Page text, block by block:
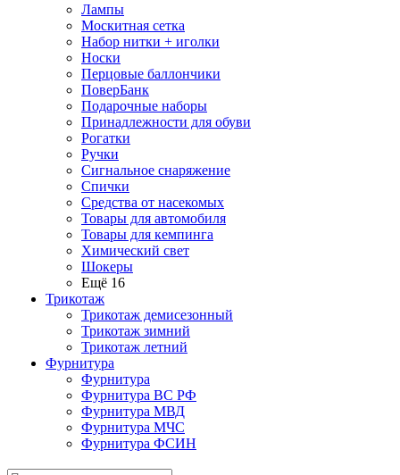
Лампы
Москитная сетка
Набор нитки + иголки
Носки
Перцовые баллончики
ПоверБанк
Подарочные наборы
Принадлежности для обуви
Рогатки
Ручки
Сигнальное снаряжение
Спички
Средства от насекомых
Товары для автомобиля
Товары для кемпинга
Химический свет
Шокеры
Ещё 16
Трикотаж
Трикотаж демисезонный
Трикотаж зимний
Трикотаж летний
Фурнитура
Фурнитура
Фурнитура ВС РФ
Фурнитура МВД
Фурнитура МЧС
Фурнитура ФСИН